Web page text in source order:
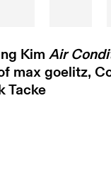
Kim Air
max goelitz,
Tacke